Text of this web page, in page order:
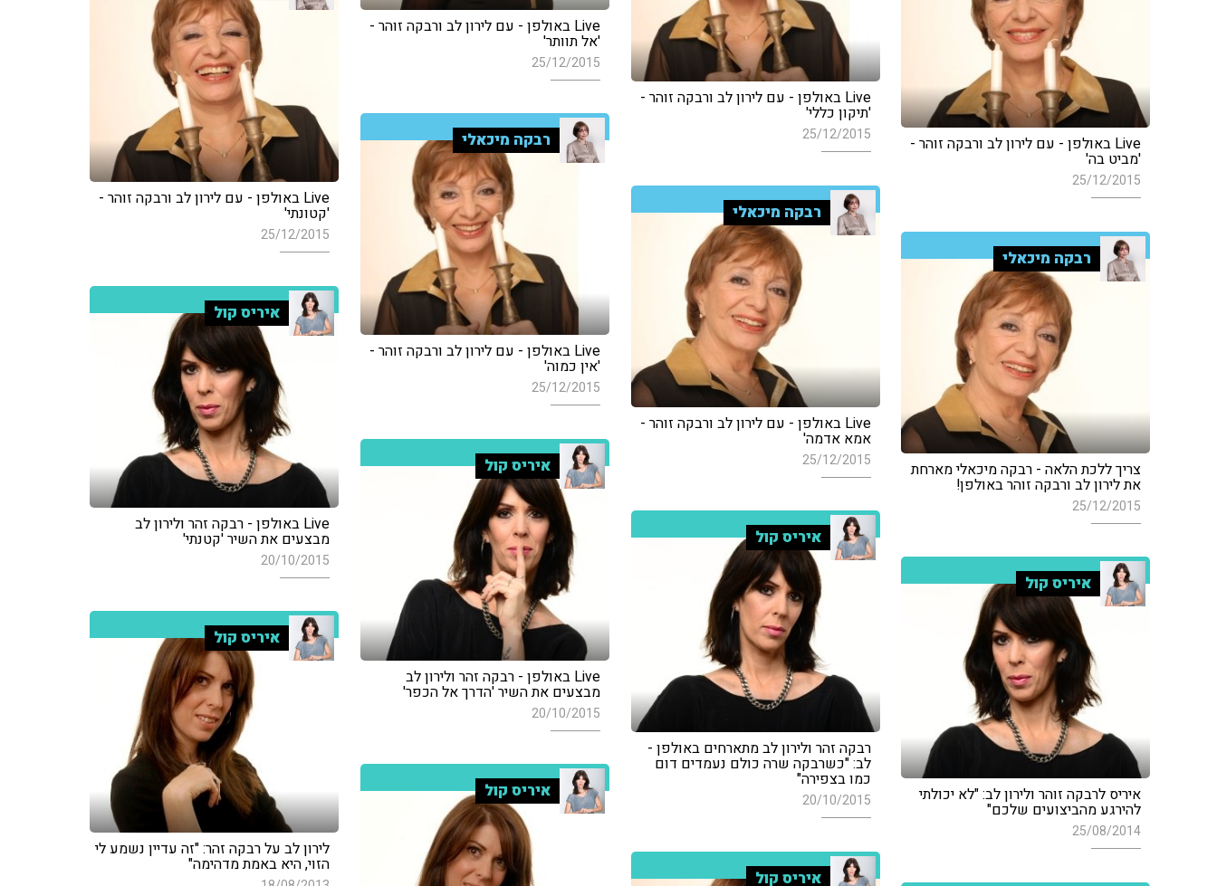
Live באולפן - עם לירון לב ורבקה זוהר -
'אל תוותר'
25/12/2015
Live באולפן - עם לירון לב ורבקה זוהר -
'תיקון כללי'
25/12/2015 Live באולפן - עם לירון לב ורבקה זוהר -
'מביט בה'
25/12/2015
Live באולפן - עם לירון לב ורבקה זוהר -
'קטונתי'
25/12/2015
רבקה מיכאלי
Live באולפן - עם לירון לב ורבקה זוהר -
'אין כמוה'
25/12/2015
רבקה מיכאלי
Live באולפן - עם לירון לב ורבקה זוהר -
אמא אדמה'
25/12/2015
רבקה מיכאלי
צריך ללכת הלאה - רבקה מיכאלי מארחת
את לירון לב ורבקה זוהר באולפן!
25/12/2015
איריס קול
Live באולפן - רבקה זהר ולירון לב
מבצעים את השיר 'קטנתי'
20/10/2015
איריס קול
Live באולפן - רבקה זהר ולירון לב
מבצעים את השיר 'הדרך אל הכפר'
20/10/2015
איריס קול
רבקה זהר ולירון לב מתארחים באולפן -
לב: "כשרבקה שרה כולם נעמדים דום
כמו בצפירה"
20/10/2015
איריס קול
איריס לרבקה זוהר ולירון לב: "לא יכולתי
להירגע מהביצועים שלכם"
25/08/2014
איריס קול
לירון לב על רבקה זהר: "זה עדיין נשמע לי
הזוי, היא באמת מדהימה"
איריס קול
איריס קול